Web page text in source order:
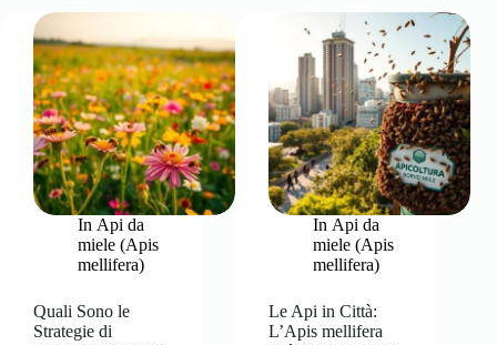
Riuscirà
a
Sopravvivere?
Miele
e
il
Suo
Ruolo
Fondamentale
nella
Natura
e
nell’Apicoltura
In Api da
miele (Apis
mellifera)
Quali Sono le
Strategie di
In Api da
miele (Apis
mellifera)
Le Api in Città:
L’Apis mellifera